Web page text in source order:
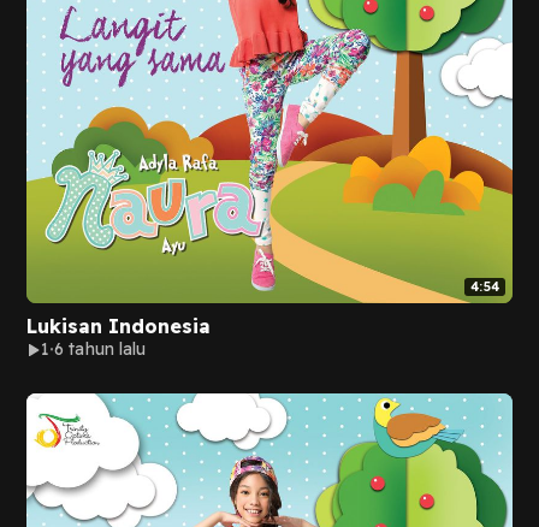
4:54
Lukisan Indonesia
1 6 tahun lalu